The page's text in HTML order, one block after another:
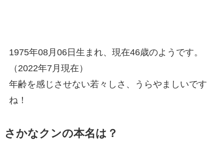
1975年08月06日生まれ、現在46歳のようです。
（2022年7月現在）
年齢を感じさせない若々しさ、うらやましいです
ね！
さかなクンの本名は？